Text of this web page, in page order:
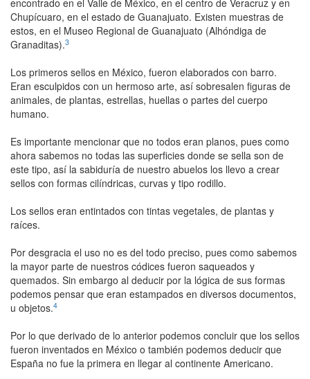
encontrado en el Valle de México, en el centro de Veracruz y en
Chupícuaro, en el estado de Guanajuato. Existen muestras de
estos, en el Museo Regional de Guanajuato (Alhóndiga de
Granaditas).3
Los primeros sellos en México, fueron elaborados con barro.
Eran esculpidos con un hermoso arte, así sobresalen figuras de
animales, de plantas, estrellas, huellas o partes del cuerpo
humano.
Es importante mencionar que no todos eran planos, pues como
ahora sabemos no todas las superficies donde se sella son de
este tipo, así la sabiduría de nuestro abuelos los llevo a crear
sellos con formas cilíndricas, curvas y tipo rodillo.
Los sellos eran entintados con tintas vegetales, de plantas y
raíces.
Por desgracia el uso no es del todo preciso, pues como sabemos
la mayor parte de nuestros códices fueron saqueados y
quemados. Sin embargo al deducir por la lógica de sus formas
podemos pensar que eran estampados en diversos documentos,
u objetos.4
Por lo que derivado de lo anterior podemos concluir que los sellos
fueron inventados en México o también podemos deducir que
España no fue la primera en llegar al continente Americano.